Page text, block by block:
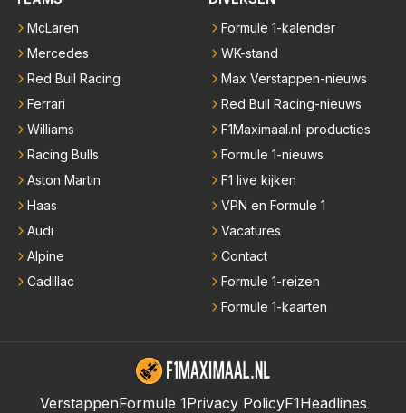
McLaren
Mercedes
Red Bull Racing
Ferrari
Williams
Racing Bulls
Aston Martin
Haas
Audi
Alpine
Cadillac
Formule 1-kalender
WK-stand
Max Verstappen-nieuws
Red Bull Racing-nieuws
F1Maximaal.nl-producties
Formule 1-nieuws
F1 live kijken
VPN en Formule 1
Vacatures
Contact
Formule 1-reizen
Formule 1-kaarten
VerstappenFormule 1Privacy PolicyF1Headlines